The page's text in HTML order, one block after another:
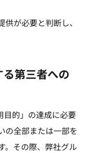
が必要と判断し、
第三者への
目的」の達成に必要
の全部または一部を
。その際、弊社グル